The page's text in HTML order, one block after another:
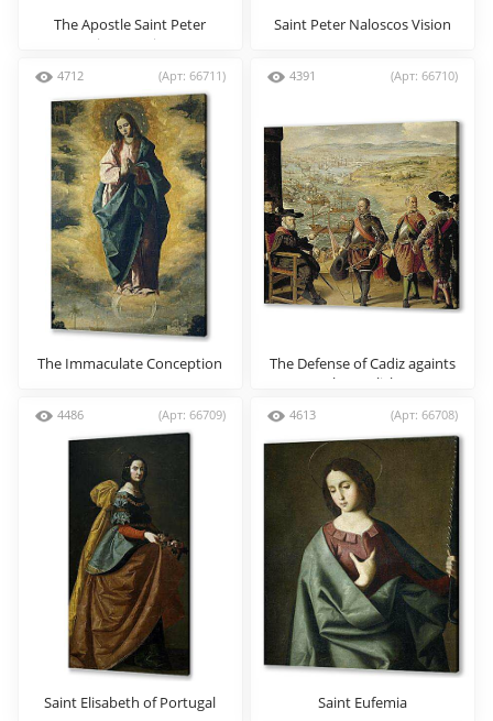
The Apostle Saint Peter
appearing to Saint Peter
Saint Peter Naloscos Vision
4712 (Арт: 66711)
The Immaculate Conception
4391 (Арт: 66710)
The Defense of Cadiz againts
the English
4486 (Арт: 66709)
Saint Elisabeth of Portugal
4613 (Арт: 66708)
Saint Eufemia